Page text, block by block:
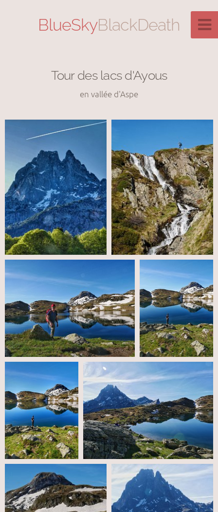
BlueSkyBlackDeath
Tour des lacs d'Ayous
en vallée d'Aspe